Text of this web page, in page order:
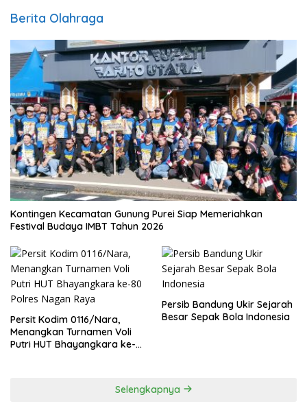
Berita Olahraga
Kontingen Kecamatan Gunung Purei Siap Memeriahkan
Festival Budaya IMBT Tahun 2026
Persit Kodim 0116/Nara,
Menangkan Turnamen Voli
Putri HUT Bhayangkara ke-
Persib Bandung Ukir Sejarah
Besar Sepak Bola Indonesia
Selengkapnya